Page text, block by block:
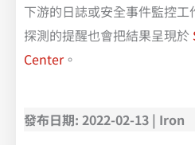
下游的日誌或安全事件監控
探測的提醒也會把結果呈現於
Center。
發布日期: 2022-02-13 | Iron